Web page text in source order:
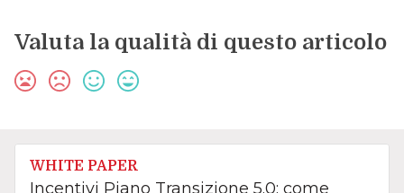
Valuta la qualità di questo articolo
WHITE PAPER
Incentivi Piano Transizione 5.0: come